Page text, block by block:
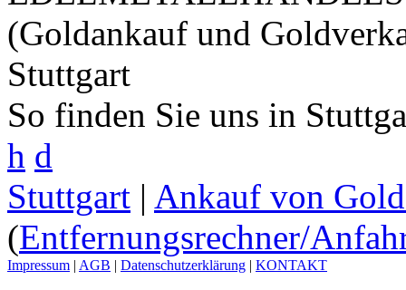
(Goldankauf und
Stuttgart
So finden Sie uns in
h d
Stuttgart | Ankauf von
(Entfernungsrechner/
Impressum | AGB | Datenschutzerklärung | KONTAKT